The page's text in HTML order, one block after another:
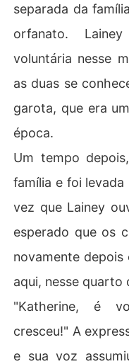
separada da
orfanato.
voluntária nesse
as duas se
garota, que era
época.
Um tempo
família e foi
vez que Lainey
esperado que os
novamente
aqui, nesse quarto
"Katherine, é
cresceu!" A
e sua voz